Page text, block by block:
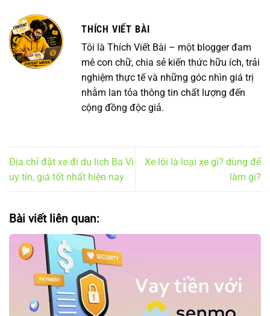
THÍCH VIẾT BÀI
Tôi là Thích Viết Bài – một blogger đam
mê con chữ, chia sẻ kiến thức hữu ích, trải
nghiệm thực tế và những góc nhìn giá trị
nhằm lan tỏa thông tin chất lượng đến
cộng đồng độc giả.
Địa chỉ đặt xe đi du lịch Ba Vì
uy tín, giá tốt nhất hiện nay
Xe lôi là loại xe gì? dùng để
làm gì?
Bài viết liên quan: